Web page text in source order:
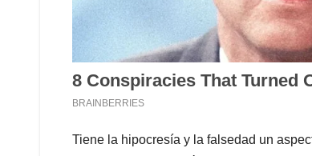
Tiene la hipocresía y la falsedad un